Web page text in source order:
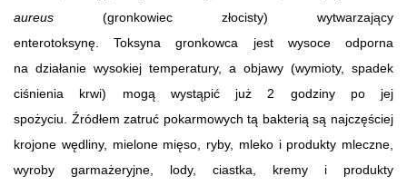
aureus (gronkowiec złocisty) wytwarzający
enterotoksynę. Toksyna gronkowca jest wysoce odporna
na działanie wysokiej temperatury, a objawy (wymioty, spadek
ciśnienia krwi) mogą wystąpić już 2 godziny po jej
spożyciu. Źródłem zatruć pokarmowych tą bakterią są najczęściej
krojone wędliny, mielone mięso, ryby, mleko i produkty mleczne,
wyroby garmażeryjne, lody, ciastka, kremy i produkty